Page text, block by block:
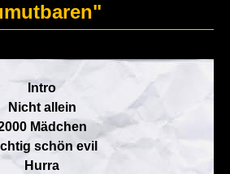
Intro
Nicht allein
Mädchen
schön evil
Hurra